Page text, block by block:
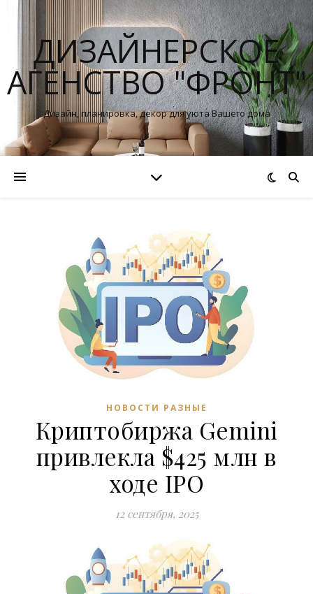
ДИЗАЙНЕРСКОЕ
АГЕНСТВО "ФРОНТ"
Дизайн, планировка, декор для уюта Вашего дома
НОВОСТИ РАЗНЫЕ
Криптобиржа Gemini
привлекла $425 млн в
ходе IPO
12 сентября, 2025